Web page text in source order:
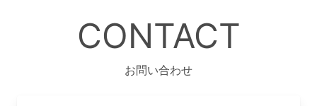
CONTACT
お問い合わせ